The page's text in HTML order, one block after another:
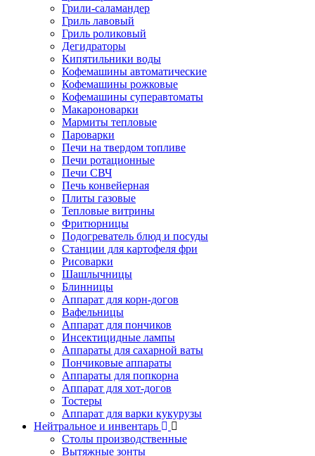
Грили-саламандер
Гриль лавовый
Гриль роликовый
Дегидраторы
Кипятильники воды
Кофемашины автоматические
Кофемашины рожковые
Кофемашины суперавтоматы
Макароноварки
Мармиты тепловые
Пароварки
Печи на твердом топливе
Печи ротационные
Печи СВЧ
Печь конвейерная
Плиты газовые
Тепловые витрины
Фритюрницы
Подогреватель блюд и посуды
Станции для картофеля фри
Рисоварки
Шашлычницы
Блинницы
Аппарат для корн-догов
Вафельницы
Аппарат для пончиков
Инсектицидные лампы
Аппараты для сахарной ваты
Пончиковые аппараты
Аппараты для попкорна
Аппарат для хот-догов
Тостеры
Аппарат для варки кукурузы
Нейтральное и инвентарь
Столы производственные
Вытяжные зонты